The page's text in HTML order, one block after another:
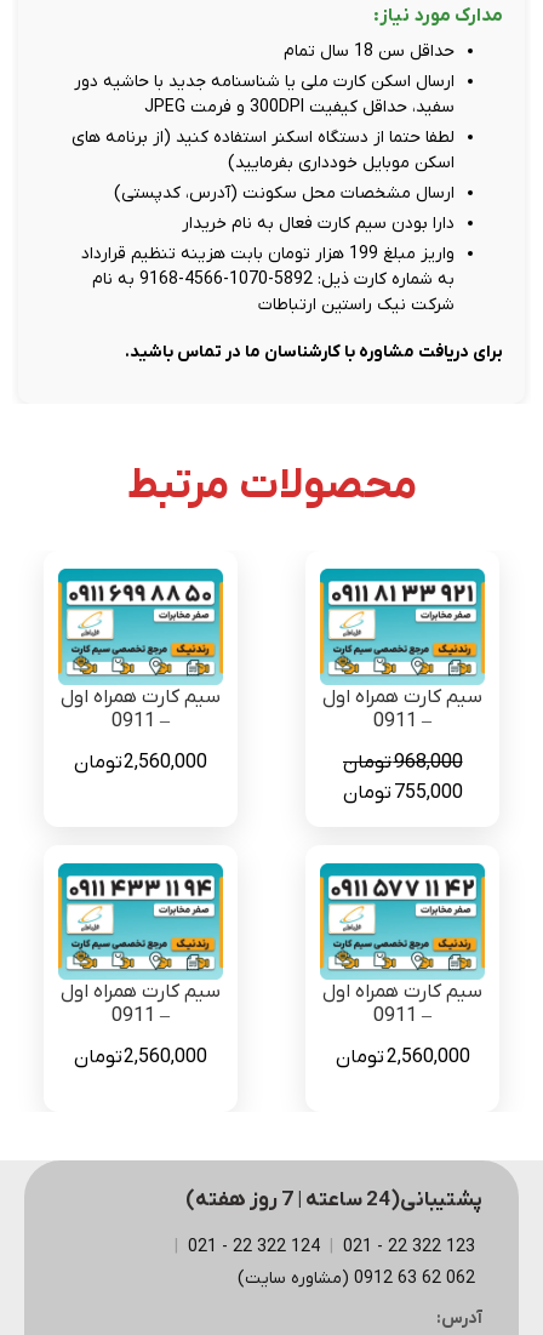
مدارک مورد نیاز:
حداقل سن 18 سال تمام
ارسال اسکن کارت ملی یا شناسنامه جدید با حاشیه دور
سفید، حداقل کیفیت 300DPI و فرمت JPEG
لطفا حتما از دستگاه اسکنر استفاده کنید (از برنامه های
اسکن موبایل خودداری بفرمایید)
ارسال مشخصات محل سکونت (آدرس، کدپستی)
دارا بودن سیم کارت فعال به نام خریدار
واریز مبلغ 199 هزار تومان بابت هزینه تنظیم قرارداد
به شماره کارت ذیل: 5892-1070-4566-9168 به نام
شرکت نیک راستین ارتباطات
برای دریافت مشاوره با کارشناسان ما در تماس باشید.
محصولات مرتبط
سیم کارت همراه اول
– 0911
968,000تومان
قیمت
بود.
755,000 تومانقیمت
است.
سیم کارت همراه اول
– 0911
2,560,000تومان
سیم کارت همراه اول
– 0911
2,560,000تومان
سیم کارت همراه اول
– 0911
2,560,000تومان
پشتیبانی(24 ساعته | 7 روز هفته)
123 322 22 - 021
|
124 322 22 - 021
|
062 62 63 0912 (مشاوره سایت)
آدرس: